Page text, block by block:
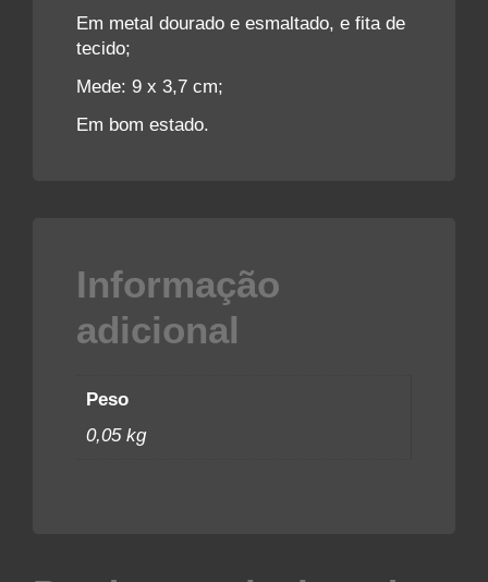
Em metal dourado e esmaltado, e fita de
tecido;
Mede: 9 x 3,7 cm;
Em bom estado.
Informação
adicional
Peso
0,05 kg